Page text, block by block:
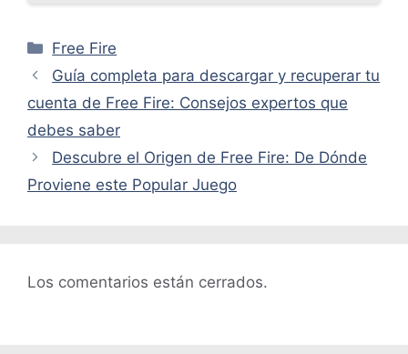
Categorías
Free Fire
Guía completa para descargar y recuperar tu
cuenta de Free Fire: Consejos expertos que
debes saber
Descubre el Origen de Free Fire: De Dónde
Proviene este Popular Juego
Los comentarios están cerrados.